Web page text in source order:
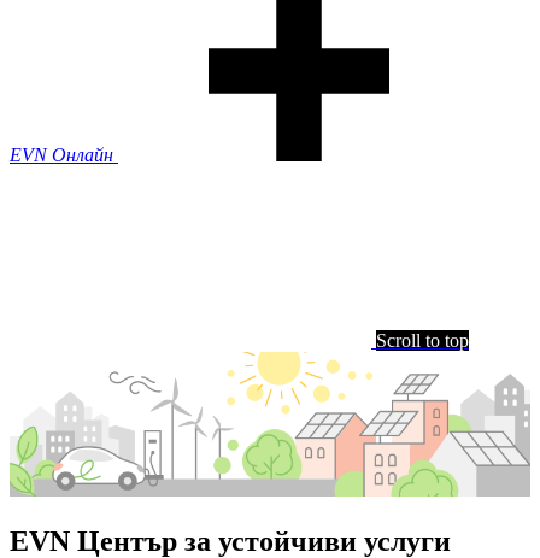
EVN Онлайн
Scroll to top
EVN Център за устойчиви услуги